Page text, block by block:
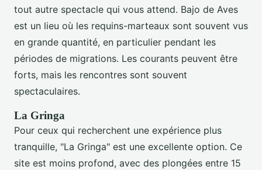
tout autre spectacle qui vous attend. Bajo de Aves
est un lieu où les requins-marteaux sont souvent vus
en grande quantité, en particulier pendant les
périodes de migrations. Les courants peuvent être
forts, mais les rencontres sont souvent
spectaculaires.
La Gringa
Pour ceux qui recherchent une expérience plus
tranquille, "La Gringa" est une excellente option. Ce
site est moins profond, avec des plongées entre 15